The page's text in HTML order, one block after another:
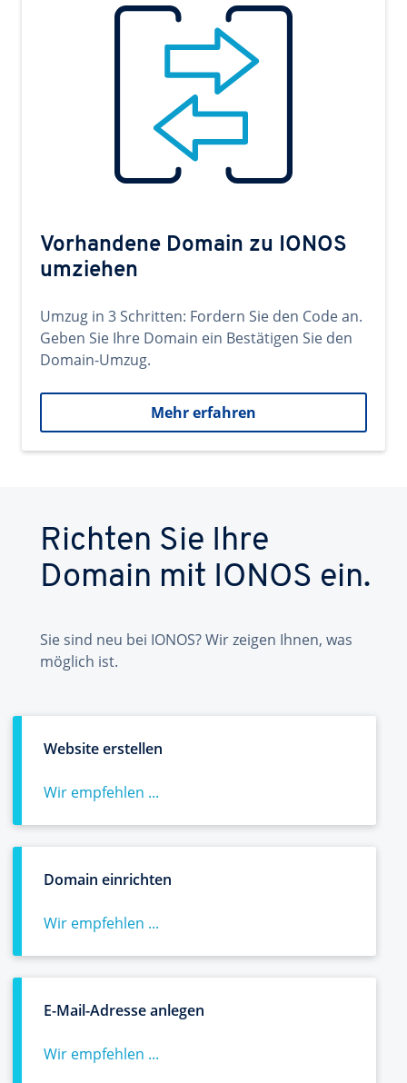
Vorhandene Domain zu IONOS
umziehen
Umzug in 3 Schritten: Fordern Sie den Code an.
Geben Sie Ihre Domain ein Bestätigen Sie den
Domain-Umzug.
Mehr erfahren
Richten Sie Ihre
Domain mit IONOS ein.
Sie sind neu bei IONOS? Wir zeigen Ihnen, was
möglich ist.
Website erstellen
Wir empfehlen ...
Domain einrichten
Wir empfehlen ...
E-Mail-Adresse anlegen
Wir empfehlen ...